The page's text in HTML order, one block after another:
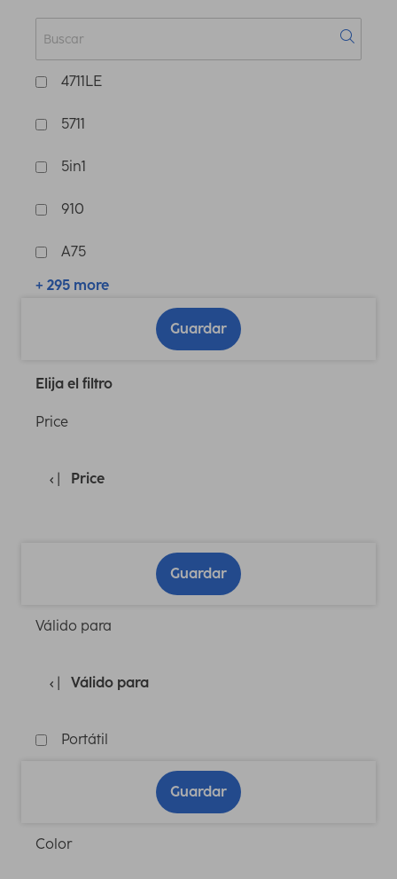
4711LE
5711
5in1
910
A75
+ 295 more
Guardar
Elija el filtro
Price
Price
Guardar
Válido para
Válido para
Portátil
Guardar
Color